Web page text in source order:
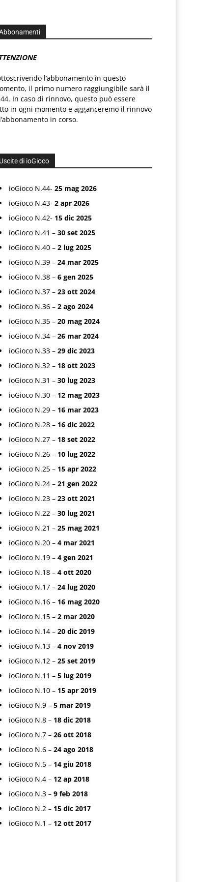
l’abbonamento in questo
il primo numero raggiungibile sarà il
In caso di rinnovo, questo può essere
in ogni momento e agganceremo il rinnovo
in corso.
Uscite di ioGioco
ioGioco N.44- 25 mag 2026
ioGioco N.43- 2 apr 2026
ioGioco N.42- 15 dic 2025
ioGioco N.41 – 30 set 2025
ioGioco N.40 – 2 lug 2025
ioGioco N.39 – 24 mar 2025
ioGioco N.38 – 6 gen 2025
ioGioco N.37 – 23 ott 2024
ioGioco N.36 – 2 ago 2024
ioGioco N.35 – 20 mag 2024
ioGioco N.34 – 26 mar 2024
ioGioco N.33 – 29 dic 2023
ioGioco N.32 – 18 ott 2023
ioGioco N.31 – 30 lug 2023
ioGioco N.30 – 12 mag 2023
ioGioco N.29 – 16 mar 2023
ioGioco N.28 – 16 dic 2022
ioGioco N.27 – 18 set 2022
ioGioco N.26 – 10 lug 2022
ioGioco N.25 – 15 apr 2022
ioGioco N.24 – 21 gen 2022
ioGioco N.23 – 23 ott 2021
ioGioco N.22 – 30 lug 2021
ioGioco N.21 – 25 mag 2021
ioGioco N.20 – 4 mar 2021
ioGioco N.19 – 4 gen 2021
ioGioco N.18 – 4 ott 2020
ioGioco N.17 – 24 lug 2020
ioGioco N.16 – 16 mag 2020
ioGioco N.15 – 2 mar 2020
ioGioco N.14 – 20 dic 2019
ioGioco N.13 – 4 nov 2019
ioGioco N.12 – 25 set 2019
ioGioco N.11 – 5 lug 2019
ioGioco N.10 – 15 apr 2019
ioGioco N.9 – 5 mar 2019
ioGioco N.8 – 18 dic 2018
ioGioco N.7 – 26 ott 2018
ioGioco N.6 – 24 ago 2018
ioGioco N.5 – 14 giu 2018
ioGioco N.4 – 12 ap 2018
ioGioco N.3 – 9 feb 2018
ioGioco N.2 – 15 dic 2017
ioGioco N.1 – 12 ott 2017